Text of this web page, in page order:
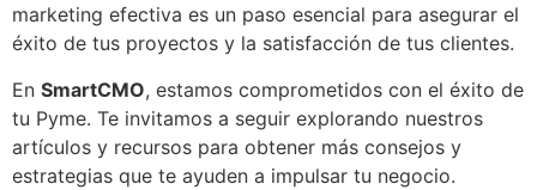
marketing efectiva es un paso esencial para asegurar el
éxito de tus proyectos y la satisfacción de tus clientes.
En SmartCMO, estamos comprometidos con el éxito de
tu Pyme. Te invitamos a seguir explorando nuestros
artículos y recursos para obtener más consejos y
estrategias que te ayuden a impulsar tu negocio.